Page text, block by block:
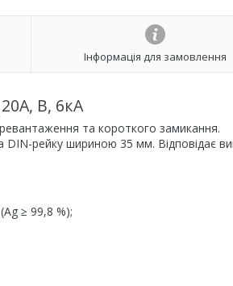
Інформація для замовлення
В, 6кА
та короткого замикання.
DIN-рейку шириною 35 мм. Відповідає
≥ 99,8 %);